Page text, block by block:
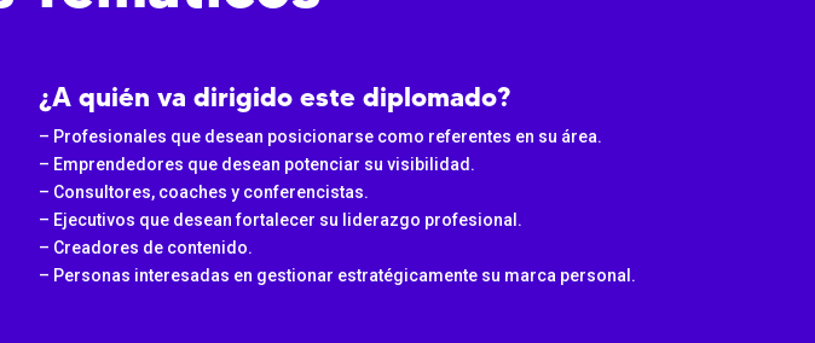
¿A quién va dirigido este diplomado?
– Profesionales que desean posicionarse como referentes en su área.
– Emprendedores que desean potenciar su visibilidad.
– Consultores, coaches y conferencistas.
– Ejecutivos que desean fortalecer su liderazgo profesional.
– Creadores de contenido.
– Personas interesadas en gestionar estratégicamente su marca personal.